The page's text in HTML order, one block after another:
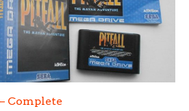
Complete